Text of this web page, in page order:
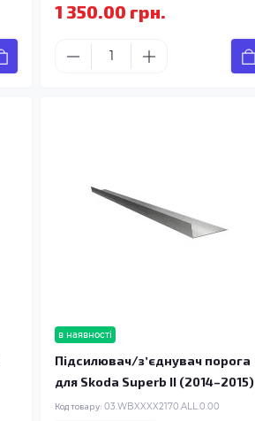
1 350.00 грн.
в наявності
Підсилювач/зʼєднувач порога
для Skoda Superb II (2014–2015)
Код товару: 03.WBXXXX2170.ALL.0.00